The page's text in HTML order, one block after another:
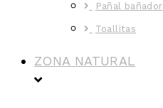
Pañal bañador
Toallitas
ZONA NATURAL